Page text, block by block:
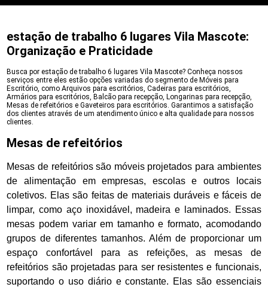
estação de trabalho 6 lugares Vila Mascote:
Organização e Praticidade
Busca por estação de trabalho 6 lugares Vila Mascote? Conheça nossos
serviços entre eles estão opções variadas do segmento de Móveis para
Escritório, como Arquivos para escritórios, Cadeiras para escritórios,
Armários para escritórios, Balcão para recepção, Longarinas para recepção,
Mesas de refeitórios e Gaveteiros para escritórios. Garantimos a satisfação
dos clientes através de um atendimento único e alta qualidade para nossos
clientes.
Mesas de refeitórios
Mesas de refeitórios são móveis projetados para ambientes
de alimentação em empresas, escolas e outros locais
coletivos. Elas são feitas de materiais duráveis e fáceis de
limpar, como aço inoxidável, madeira e laminados. Essas
mesas podem variar em tamanho e formato, acomodando
grupos de diferentes tamanhos. Além de proporcionar um
espaço confortável para as refeições, as mesas de
refeitórios são projetadas para ser resistentes e funcionais,
suportando o uso diário e constante. Elas são essenciais